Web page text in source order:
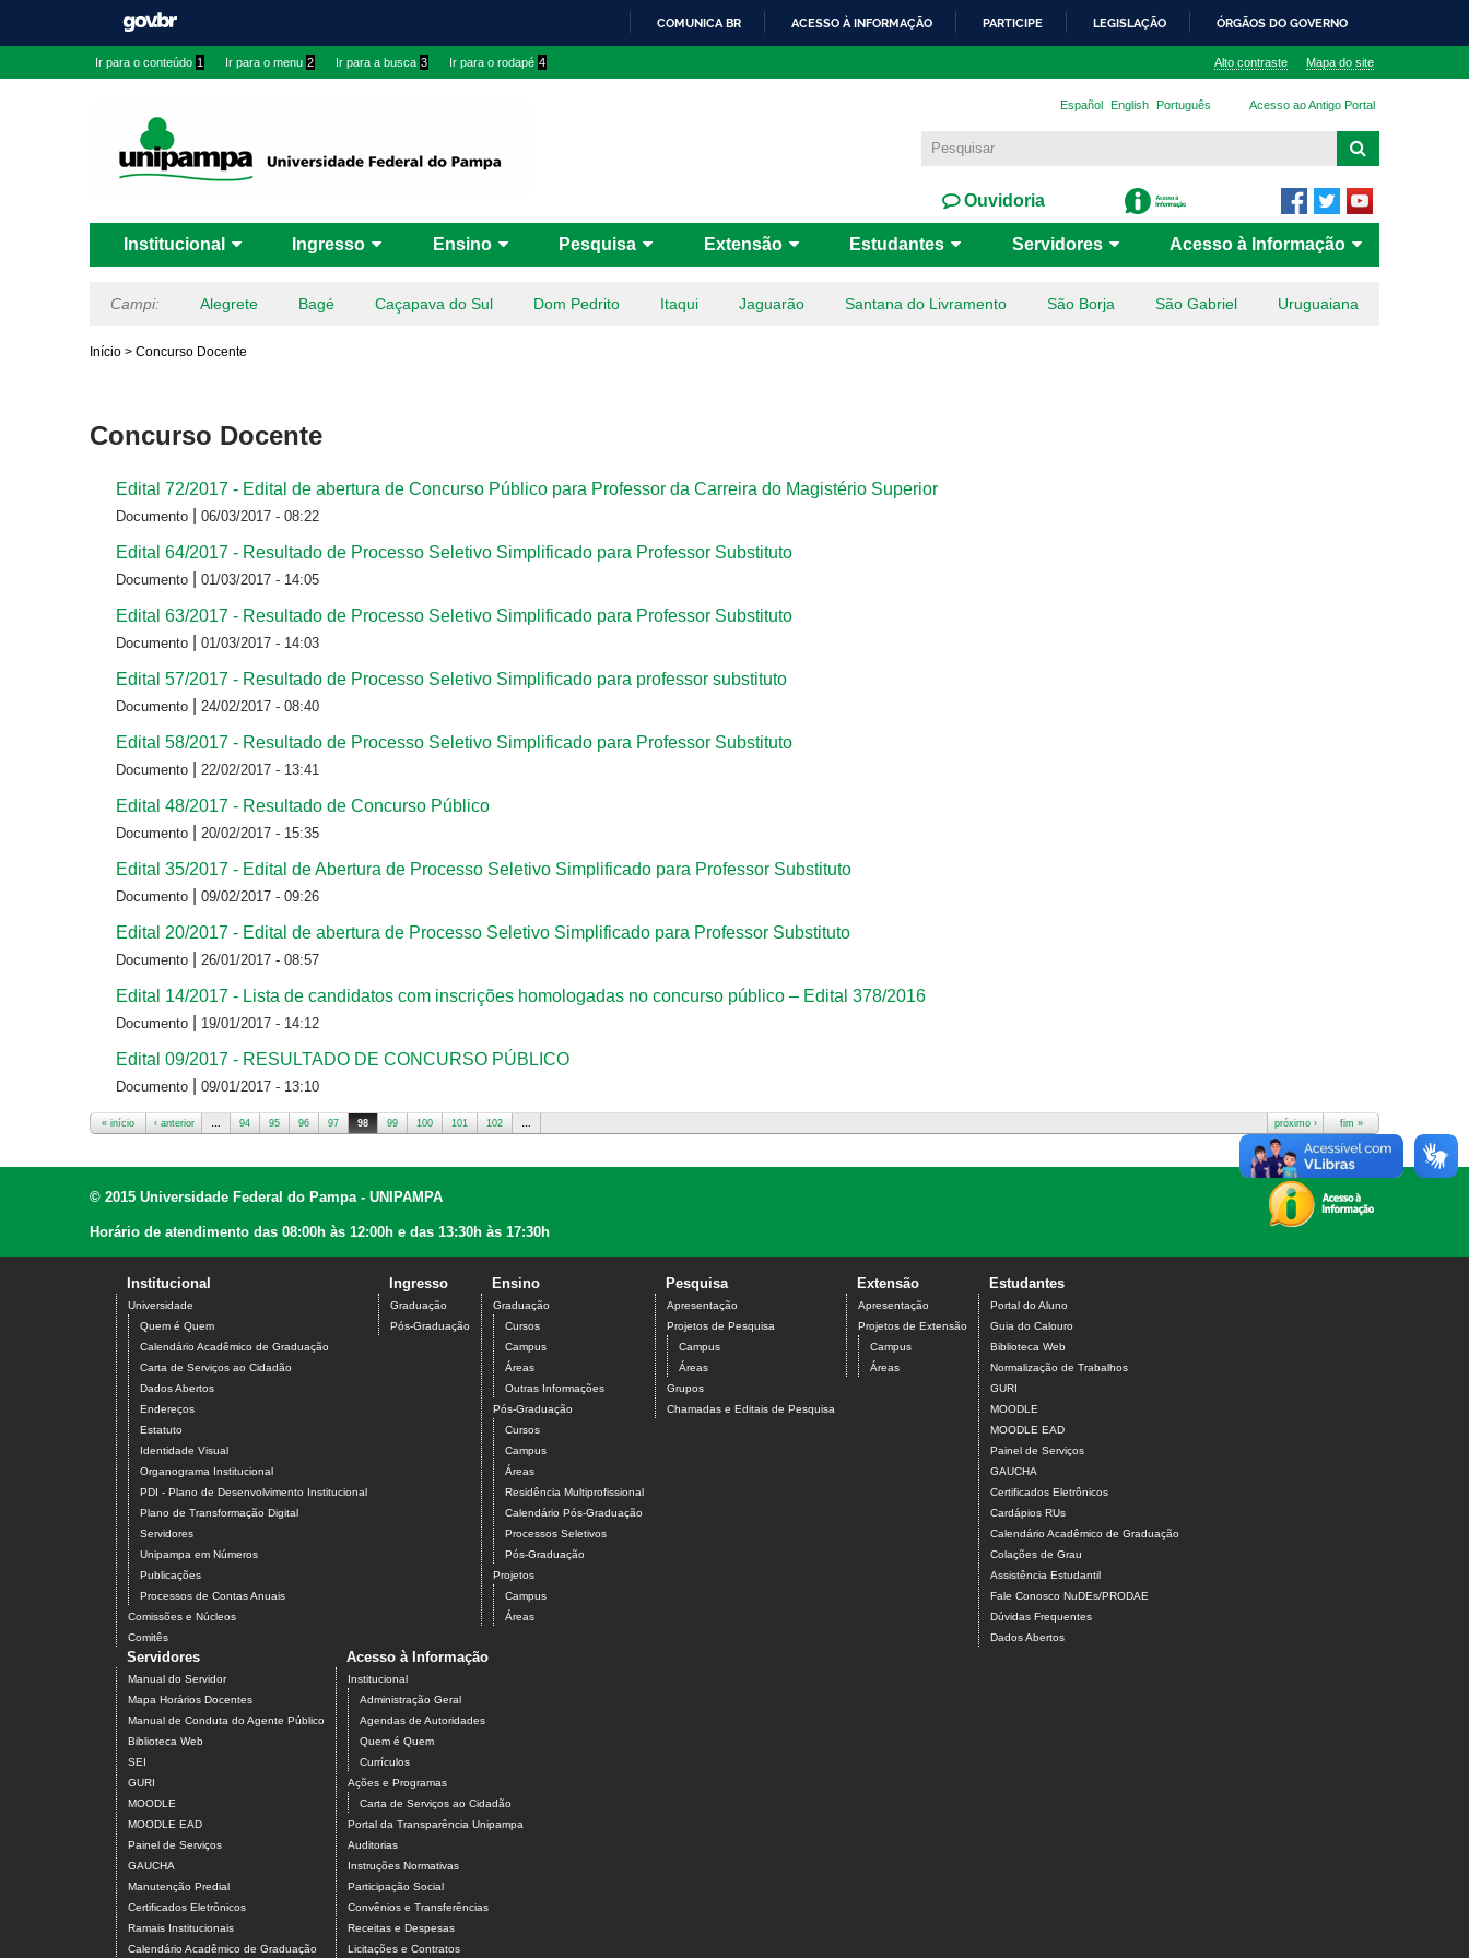
COMUNICA BR ACESSO À INFORMAÇÃO PARTICIPE LEGISLAÇÃO ÓRGÃOS DO GOVERNO
Ir para o conteúdo 1 Ir para o menu 2 Ir para a busca 3 Ir para o rodapé 4 Alto contraste Mapa do site
Português
English
Español Acesso ao Antigo Portal
Ouvidoria
Institucional Ingresso Ensino Pesquisa Extensão Estudantes Servidores Acesso à Informação
Campi: Alegrete Bagé Caçapava do Sul Dom Pedrito Itaqui Jaguarão Santana do Livramento São Borja São Gabriel Uruguaiana
Início > Concurso Docente
Concurso Docente
Edital 72/2017 - Edital de abertura de Concurso Público para Professor da Carreira do Magistério Superior
Documento 06/03/2017 - 08:22
Edital 64/2017 - Resultado de Processo Seletivo Simplificado para Professor Substituto
Documento 01/03/2017 - 14:05
Edital 63/2017 - Resultado de Processo Seletivo Simplificado para Professor Substituto
Documento 01/03/2017 - 14:03
Edital 57/2017 - Resultado de Processo Seletivo Simplificado para professor substituto
Documento 24/02/2017 - 08:40
Edital 58/2017 - Resultado de Processo Seletivo Simplificado para Professor Substituto
Documento 22/02/2017 - 13:41
Edital 48/2017 - Resultado de Concurso Público
Documento 20/02/2017 - 15:35
Edital 35/2017 - Edital de Abertura de Processo Seletivo Simplificado para Professor Substituto
Documento 09/02/2017 - 09:26
Edital 20/2017 - Edital de abertura de Processo Seletivo Simplificado para Professor Substituto
Documento 26/01/2017 - 08:57
Edital 14/2017 - Lista de candidatos com inscrições homologadas no concurso público – Edital 378/2016
Documento 19/01/2017 - 14:12
Edital 09/2017 - RESULTADO DE CONCURSO PÚBLICO
Documento 09/01/2017 - 13:10
« início ‹ anterior … 94 95 96 97 98 99 100 101 102 … próximo › fim »
© 2015 Universidade Federal do Pampa - UNIPAMPA
Horário de atendimento das 08:00h às 12:00h e das 13:30h às 17:30h
Institucional
Universidade
Quem é Quem
Calendário Acadêmico de Graduação
Carta de Serviços ao Cidadão
Dados Abertos
Endereços
Estatuto
Identidade Visual
Organograma Institucional
PDI - Plano de Desenvolvimento Institucional
Plano de Transformação Digital
Servidores
Unipampa em Números
Publicações
Processos de Contas Anuais
Comissões e Núcleos
Comitês
Ingresso
Graduação
Pós-Graduação
Ensino
Graduação
Cursos
Campus
Áreas
Outras Informações
Pós-Graduação
Cursos
Campus
Áreas
Residência Multiprofissional
Calendário Pós-Graduação
Processos Seletivos
Pós-Graduação
Projetos
Campus
Áreas
Pesquisa
Apresentação
Projetos de Pesquisa
Campus
Áreas
Grupos
Chamadas e Editais de Pesquisa
Extensão
Apresentação
Projetos de Extensão
Campus
Áreas
Estudantes
Portal do Aluno
Guia do Calouro
Biblioteca Web
Normalização de Trabalhos
GURI
MOODLE
MOODLE EAD
Painel de Serviços
GAUCHA
Certificados Eletrônicos
Cardápios RUs
Calendário Acadêmico de Graduação
Colações de Grau
Assistência Estudantil
Fale Conosco NuDEs/PRODAE
Dúvidas Frequentes
Dados Abertos
Servidores
Manual do Servidor
Mapa Horários Docentes
Manual de Conduta do Agente Público
Biblioteca Web
SEI
GURI
MOODLE
MOODLE EAD
Painel de Serviços
GAUCHA
Manutenção Predial
Certificados Eletrônicos
Ramais Institucionais
Calendário Acadêmico de Graduação
Acesso à Informação
Institucional
Administração Geral
Agendas de Autoridades
Quem é Quem
Currículos
Ações e Programas
Carta de Serviços ao Cidadão
Portal da Transparência Unipampa
Auditorias
Instruções Normativas
Participação Social
Convênios e Transferências
Receitas e Despesas
Licitações e Contratos